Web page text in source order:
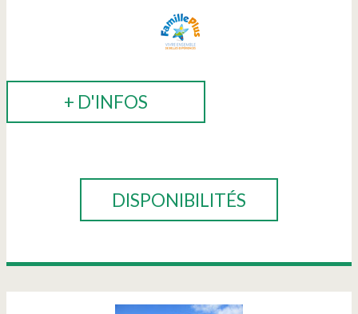
+ D'INFOS
DISPONIBILITÉS